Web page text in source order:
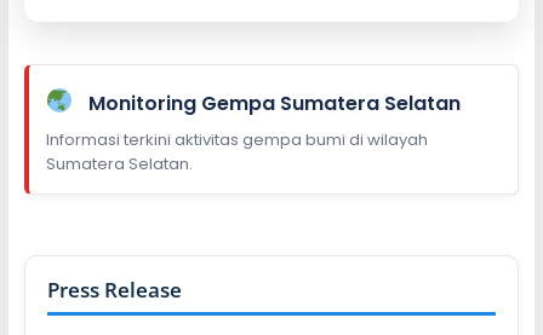
Monitoring Gempa Sumatera Selatan
Informasi terkini aktivitas gempa bumi di wilayah
Sumatera Selatan.
Press Release